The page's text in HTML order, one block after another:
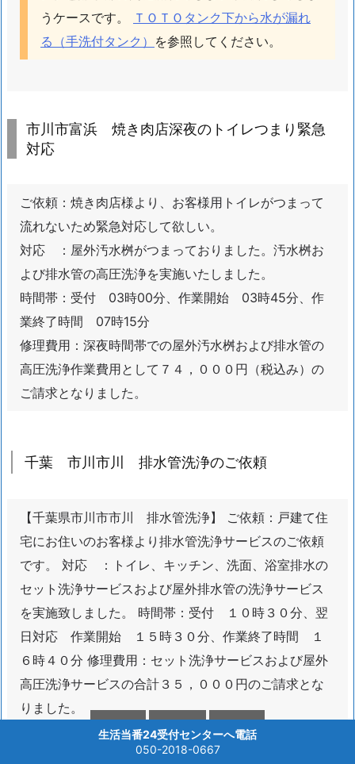
1.
3.
ン
シ
ル
レ
ー
栓
交
換
に
必
1
1.
漏
れ
に
効
果
絶
大
うケースです。
ＴＯＴＯタンク下から水が漏れ
る（手洗付タンク） を参照してください。
市川市富浜 焼き肉店深夜のトイレつまり緊急
対応
ご依頼：焼き肉店様より、お客様用トイレがつまって
流れないため緊急対応して欲しい。
対応 ：屋外汚水桝がつまっておりました。汚水桝お
よび排水管の高圧洗浄を実施いたしました。
時間帯：受付 03時00分、作業開始 03時45分、作
業終了時間 07時15分
修理費用：深夜時間帯での屋外汚水桝および排水管の
高圧洗浄作業費用として７４，０００円（税込み）の
ご請求となりました。
千葉 市川市川 排水管洗浄のご依頼
【千葉県市川市市川 排水管洗浄】 ご依頼：戸建て住
宅にお住いのお客様より排水管洗浄サービスのご依頼
です。 対応 ：トイレ、キッチン、洗面、浴室排水の
セット洗浄サービスおよび屋外排水管の洗浄サービス
を実施致しました。 時間帯：受付 １０時３０分、翌
日対応 作業開始 １５時３０分、作業終了時間 １
６時４０分 修理費用：セット洗浄サービスおよび屋外
高圧洗浄サービスの合計３５，０００円のご請求とな
りました。

ホーム

メニュー

上へ
生活当番24受付センターへ電話
050-2018-0667